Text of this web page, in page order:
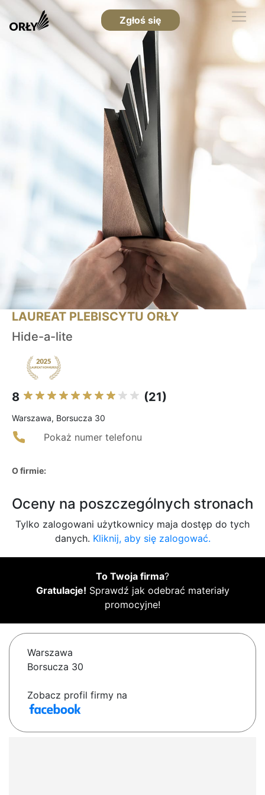
Zgłoś się
LAUREAT PLEBISCYTU ORŁY
Hide-a-lite
8 (21)
Warszawa, Borsucza 30
Pokaż numer telefonu
O firmie:
Oceny na poszczególnych stronach
Tylko zalogowani użytkownicy maja dostęp do tych
danych. Kliknij, aby się zalogować.
To Twoja firma?
Gratulacje! Sprawdź jak odebrać materiały
promocyjne!
Warszawa
Borsucza 30
Zobacz profil firmy na